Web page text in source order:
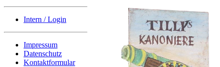
Intern / Login
Impressum
Datenschutz
Kontaktformular